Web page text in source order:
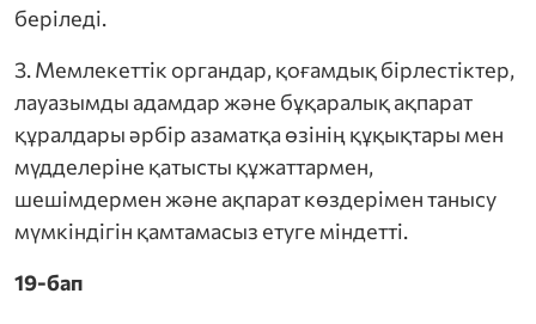
беріледі.
3. Мемлекеттік органдар, қоғамдық бірлестіктер,
лауазымды адамдар және бұқаралық ақпарат
құралдары әрбір азаматқа өзінің құқықтары мен
мүдделеріне қатысты құжаттармен,
шешімдермен және ақпарат көздерімен танысу
мүмкіндігін қамтамасыз етуге міндетті.
19-бап